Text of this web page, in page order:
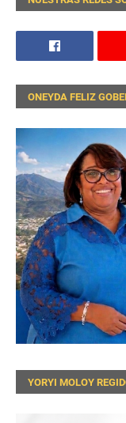
ONEYDA FELIZ
YORYI MOLOY